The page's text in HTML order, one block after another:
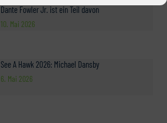
Dante Fowler Jr. ist ein Teil davon
10. Mai 2026
See A Hawk 2026: Michael Dansby
6. Mai 2026